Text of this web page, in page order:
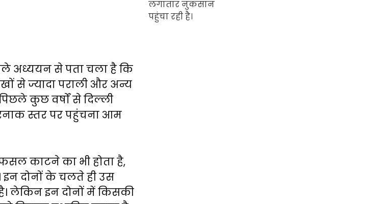
अध्ययन से पता चला है कि
से ज्यादा पराली और अन्य
कुछ वर्षों से दिल्ली
स्तर पर पहुंचना आम
फसल काटने का भी होता है,
दोनों के चलते ही उस
लेकिन इन दोनों में किसकी